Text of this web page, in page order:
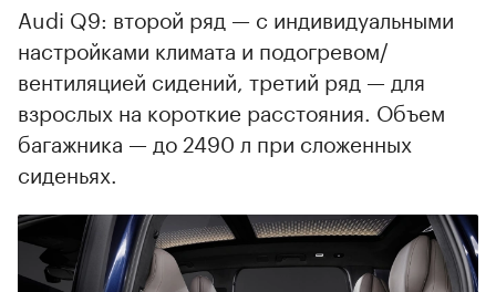
Audi Q9: второй ряд — с индивидуальными
настройками климата и подогревом/
вентиляцией сидений, третий ряд — для
взрослых на короткие расстояния. Объем
багажника — до 2490 л при сложенных
сиденьях.